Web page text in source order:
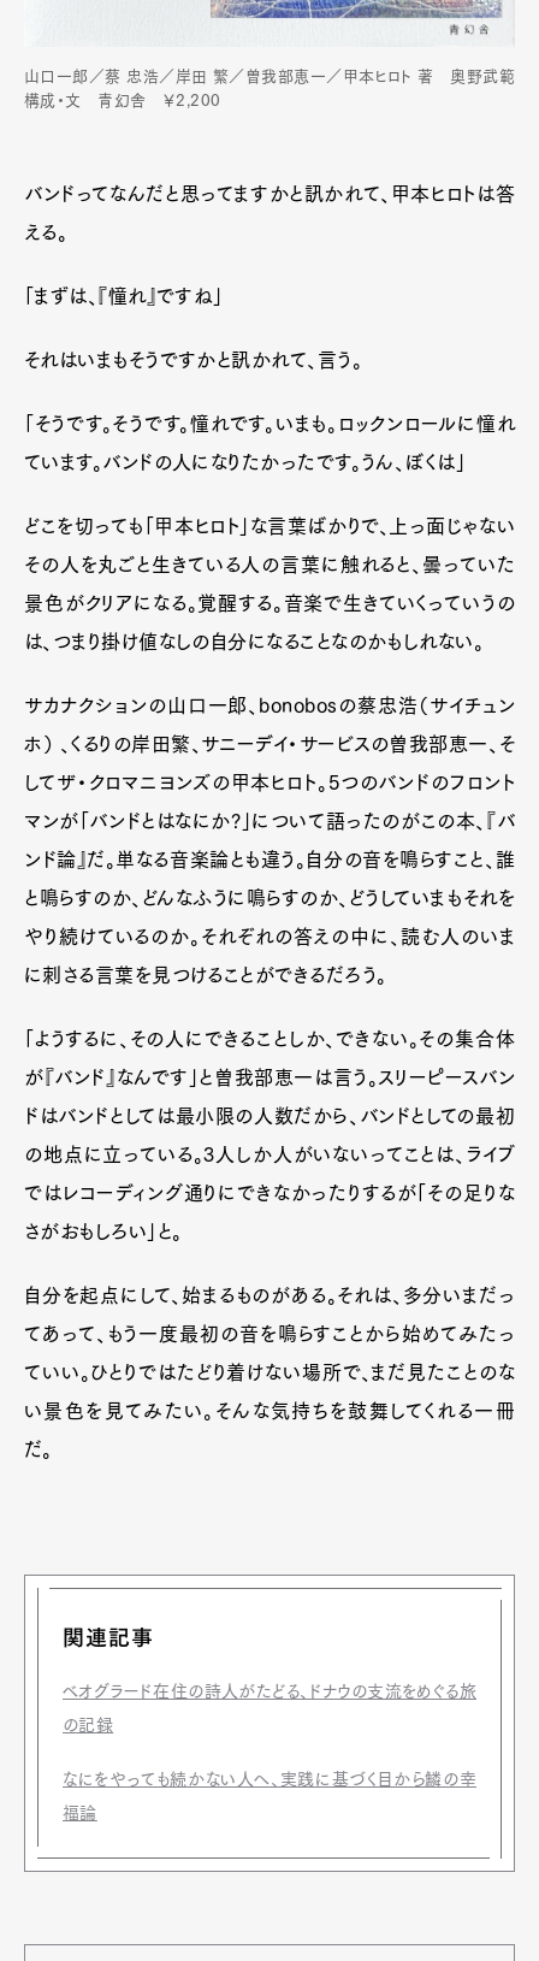
山口一郎／蔡 忠浩／岸田 繁／曽我部恵一／甲本ヒロト 著 奥野武範
構成・文 青幻舎 ￥2,200
バンドってなんだと思ってますかと訊かれて、甲本ヒロトは答
える。
「まずは、『憧れ』ですね」
それはいまもそうですかと訊かれて、言う。
「そうです。そうです。憧れです。いまも。ロックンロールに憧れ
ています。バンドの人になりたかったです。うん、ぼくは」
どこを切っても「甲本ヒロト」な言葉ばかりで、上っ面じゃない
その人を丸ごと生きている人の言葉に触れると、曇っていた
景色がクリアになる。覚醒する。音楽で生きていくっていうの
は、つまり掛け値なしの自分になることなのかもしれない。
サカナクションの山口一郎、bonobosの蔡忠浩（サイチュン
ホ） 、くるりの岸田繁、サニーデイ・サービスの曽我部恵一、そ
してザ・クロマニヨンズの甲本ヒロト。5つのバンドのフロント
マンが「バンドとはなにか?」について語ったのがこの本、『バ
ンド論』だ。単なる音楽論とも違う。自分の音を鳴らすこと、誰
と鳴らすのか、どんなふうに鳴らすのか、どうしていまもそれを
やり続けているのか。それぞれの答えの中に、読む人のいま
に刺さる言葉を見つけることができるだろう。
「ようするに、その人にできることしか、できない。その集合体
が『バンド』なんです」と曽我部恵一は言う。スリーピースバン
ドはバンドとしては最小限の人数だから、バンドとしての最初
の地点に立っている。3人しか人がいないってことは、ライブ
ではレコーディング通りにできなかったりするが「その足りな
さがおもしろい」と。
自分を起点にして、始まるものがある。それは、多分いまだっ
てあって、もう一度最初の音を鳴らすことから始めてみたっ
ていい。ひとりではたどり着けない場所で、まだ見たことのな
い景色を見てみたい。そんな気持ちを鼓舞してくれる一冊
だ。
関連記事
ベオグラード在住の詩人がたどる、ドナウの支流をめぐる旅
の記録
なにをやっても続かない人へ、実践に基づく目から鱗の幸
福論